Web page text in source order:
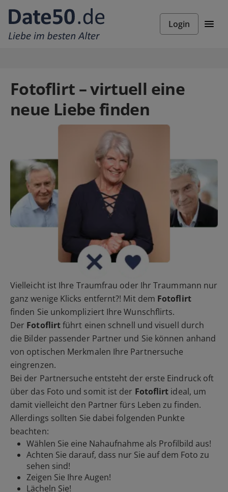
Login
Fotoflirt – virtuell eine
neue Liebe finden
Vielleicht ist Ihre Traumfrau oder Ihr Traummann nur
ganz wenige Klicks entfernt?! Mit dem Fotoflirt
finden Sie unkompliziert Ihre Wunschflirts.
Der Fotoflirtführt einen schnell und visuell durch
die Bilder passender Partner und Sie können anhand
von optischen Merkmalen Ihre Partnersuche
eingrenzen.
Bei der Partnersuche entsteht der erste Eindruck oft
über das Foto und somit ist der Fotoflirt ideal, um
damit vielleicht den Partner fürs Leben zu finden.
Allerdings sollten Sie dabei folgenden Punkte
beachten:
Wählen Sie eine Nahaufnahme als Profilbild aus!
Achten Sie darauf, dass nur Sie auf dem Foto zu
sehen sind!
Zeigen Sie Ihre Augen!
Lächeln Sie!